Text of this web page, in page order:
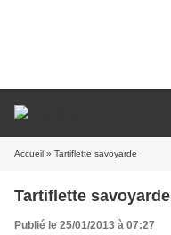
Accueil » Tartiflette savoyarde
Tartiflette savoyarde
Publié le 25/01/2013 à 07:27